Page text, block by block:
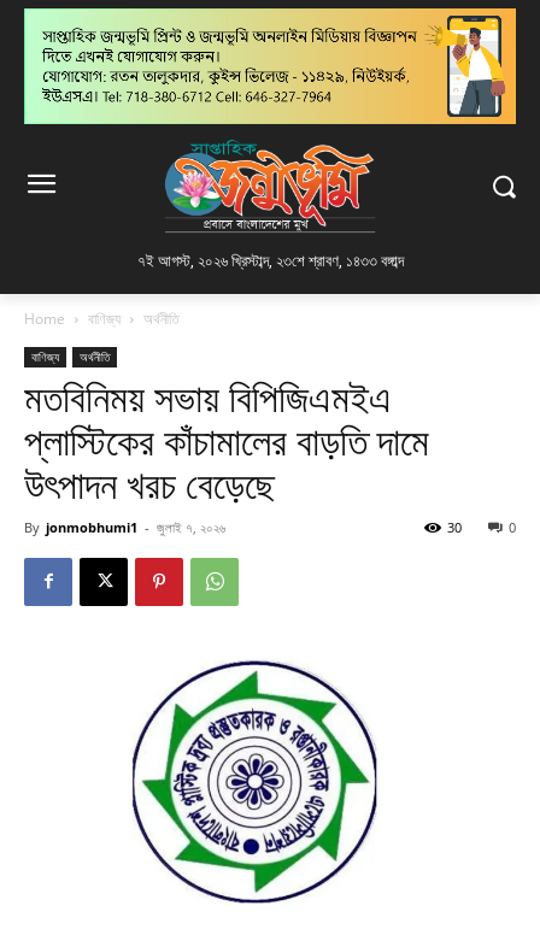
৭ই আগস্ট, ২০২৬ খ্রিস্টাব্দ, ২৩শে শ্রাবণ, ১৪৩৩ বঙ্গাব্দ
Home বাণিজ্য অর্থনীতি
বাণিজ্য অর্থনীতি
মতবিনিময় সভায় বিপিজিএমইএ
প্লাস্টিকের কাঁচামালের বাড়তি দামে
উৎপাদন খরচ বেড়েছে
By jonmobhumi1 - জুলাই ৭, ২০২৬ 0
30